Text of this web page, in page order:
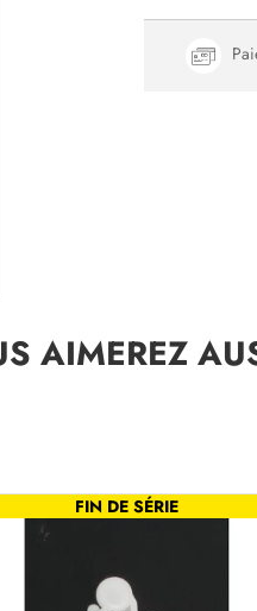
AIMEREZ
FIN DE SÉRIE